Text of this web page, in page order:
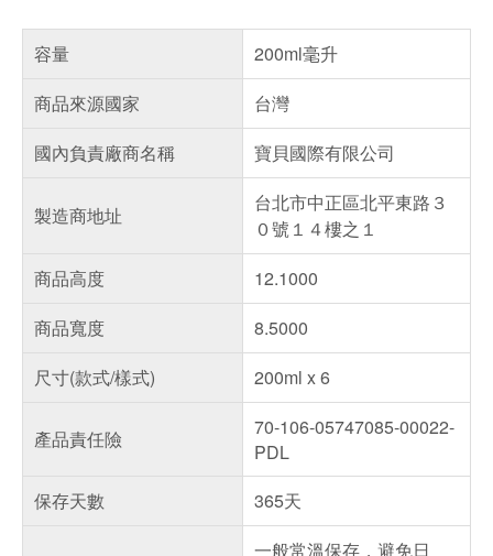
容量
200ml毫升
商品來源國家
台灣
國內負責廠商名稱
寶貝國際有限公司
製造商地址
台北市中正區北平東路３
０號１４樓之１
商品高度
12.1000
商品寬度
8.5000
尺寸(款式/樣式)
200ml x 6
產品責任險
70-106-05747085-00022-
PDL
保存天數
365天
一般常溫保存，避免日